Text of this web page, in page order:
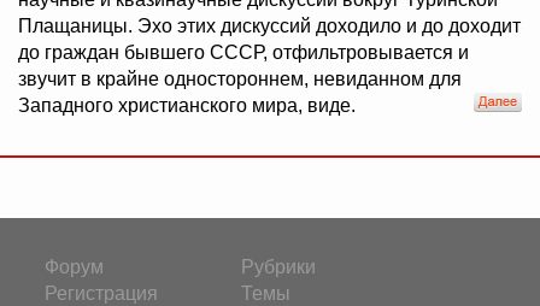
Плащаницы. Эхо этих дискуссий доходило и до доходит
до граждан бывшего СССР, отфильтровывается и
звучит в крайне одностороннем, невиданном для
Западного христианского мира, виде.
Форум
Регистрация
Рубрики
Темы